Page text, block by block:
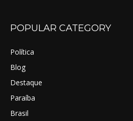
POPULAR CATEGORY
Política
Blog
Destaque
Paraíba
Brasil